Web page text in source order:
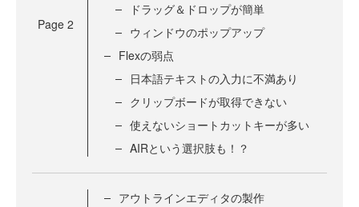
Page 2
ドラッグ＆ドロップが簡単
ウィンドウのポップアップ
Flexの弱点
日本語テキストの入力に不満あり
クリップボードが取得できない
使えないショートカットキーが多い
AIRという選択肢も！？
アウトラインエディタの製作